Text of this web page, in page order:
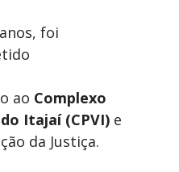
foi
ao Complexo
Itajaí (CPVI) e
da Justiça.